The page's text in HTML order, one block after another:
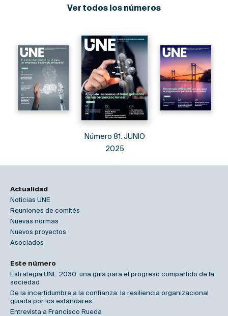
Ver todos los números
Número 81. JUNIO
2025
Actualidad
Noticias UNE
Reuniones de comités
Nuevas normas
Nuevos proyectos
Asociados
Este número
Estrategia UNE 2030: una guía para el progreso compartido de la
sociedad
De la incertidumbre a la confianza: la resiliencia organizacional
guiada por los estándares
Entrevista a Francisco Rueda